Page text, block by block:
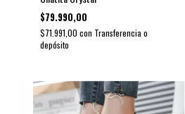
$79.990,00
$71.991,00 con Transferencia o
depósito